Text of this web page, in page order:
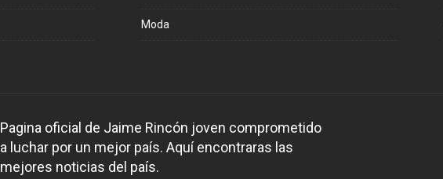
Moda
Pagina oficial de Jaime Rincón joven comprometido
a luchar por un mejor país. Aquí encontraras las
mejores noticias del país.